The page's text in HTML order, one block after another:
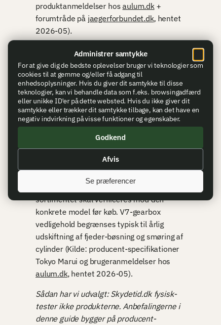
Administrer samtykke
For at give dig de bedste oplevelser bruger vi teknologier som
cookies til at gemme og/eller få adgang til
enhedsoplysninger. Hvis du giver dit samtykke til disse
teknologier, kan vi behandle data som f.eks. browsingadfærd
eller unikke ID'er på dette websted. Hvis du ikke giver dit
samtykke eller trækker dit samtykke tilbage, kan det have en
negativ indvirkning på visse funktioner og egenskaber.
Godkend
Afvis
Se præferencer
produktanmeldelser hosaulum.dk +
forumtråde på jaegerforbundet.dk, hentet
2026-05).
Et gennemgående tema er forskellen på
M14 og M14 EBR (Enhanced Battle Rifle) —
EBR-konfigurationen har et moderne
chassis med picatinny-rail-system der gør
optik- og tilbehørs-montering plug-and-
play, mens standard M14 i træ-skæfte
kræver en separat scope-mount (typisk
200-400 kr på aulum.dk eller hunters-
point.dk). Magasin-kompatibilitet er
platform-specifik: Tokyo Marui M14-
M14-platforme, så reservedels-
sortimentet skal verificeres mod den
konkrete model før køb. V7-gearbox
vedligehold begrænses typisk til årlig
udskiftning af fjeder-bøsning og smøring af
cylinder (Kilde: producent-specifikationer
Tokyo Marui og brugeranmeldelser hos
aulum.dk, hentet 2026-05).
Sådan har vi udvalgt: Skydetid.dk fysisk-
tester ikke produkterne. Anbefalingerne i
denne guide bygger på producent-